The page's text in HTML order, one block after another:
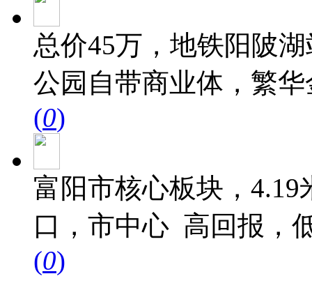
总价45万，地铁阳陂
公园自带商业体，繁
(0)
富阳市核心板块，
口，市中心 ️ 高回报，
(0)